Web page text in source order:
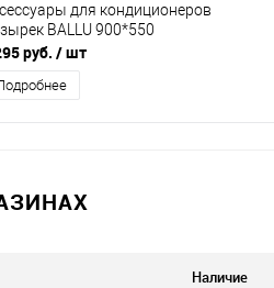
для кондиционеров
BALLU 900*550
руб. / шт
Наличие